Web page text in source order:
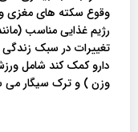
وقوع سکته های مغزی
رژیم غذایی مناسب
تغییرات در سبک
دارو کمک کند شامل
وزن ) و ترک سیگار می